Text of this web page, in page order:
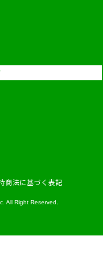
商法に基づく表記
All Right Reserved.